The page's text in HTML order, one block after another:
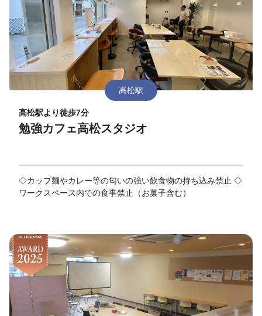
高松駅
高松駅より徒歩7分
勉強カフェ高松スタジオ
◇カップ麺やカレー等の匂いの強い飲食物の持ち込み禁止 ◇
ワークスペース内での食事禁止（お菓子含む）